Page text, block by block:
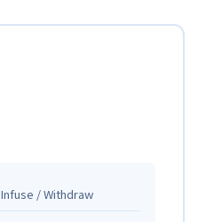
Infuse / Withdraw